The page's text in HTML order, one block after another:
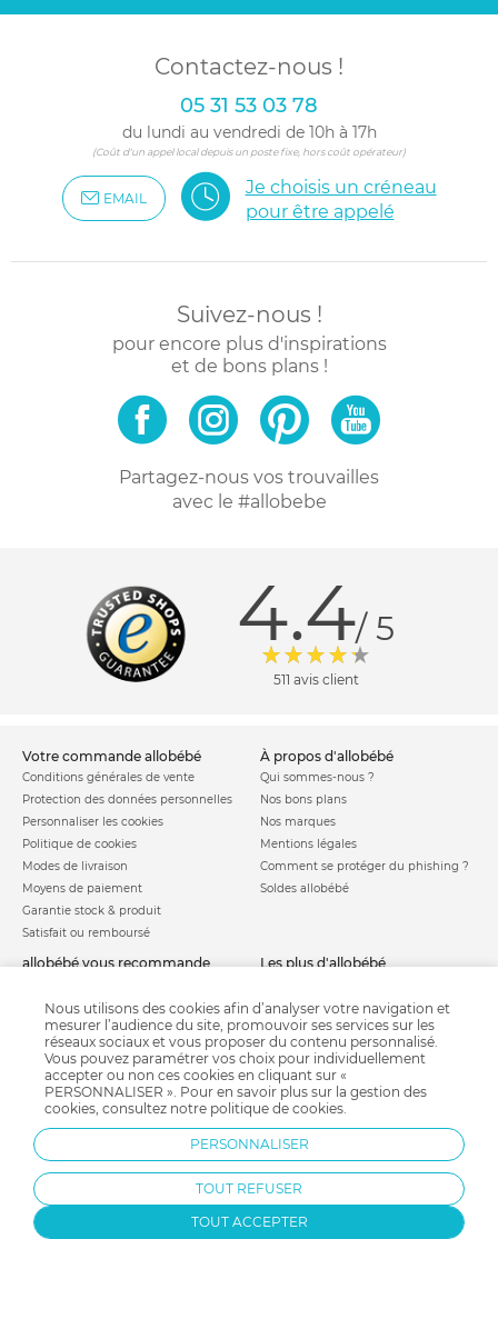
Contactez-nous !
05 31 53 03 78
du lundi au vendredi de 10h à 17h
(Coût d'un appel local depuis un poste fixe, hors coût opérateur)
EMAIL
Je choisis un créneau
pour être appelé
Suivez-nous !
pour encore plus d'inspirations
et de bons plans !
Partagez-nous vos trouvailles
avec le #allobebe
4.4/ 5
511 avis client
votre commande allobébé
Conditions générales de vente
Protection des données personnelles
Personnaliser les cookies
Politique de cookies
Modes de livraison
Moyens de paiement
Garantie stock & produit
Satisfait ou remboursé
à propos d'allobébé
Qui sommes-nous ?
Nos bons plans
Nos marques
Mentions légales
Comment se protéger du phishing ?
Soldes allobébé
allobébé vous recommande
Nos labels
Nos licences
Besoin d'aide ?
FAQ
les plus d'allobébé
Infos conseils
Jeux concours
Valise de maternité
Parrainage
Paiement sécurisé
Charte qualité
Nous utilisons des cookies afin d’analyser votre navigation et
mesurer l’audience du site, promouvoir ses services sur les
réseaux sociaux et vous proposer du contenu personnalisé.
Vous pouvez paramétrer vos choix pour individuellement
accepter ou non ces cookies en cliquant sur «
PERSONNALISER ». Pour en savoir plus sur la gestion des
cookies, consultez notre politique de cookies.
PERSONNALISER
TOUT REFUSER
TOUT ACCEPTER